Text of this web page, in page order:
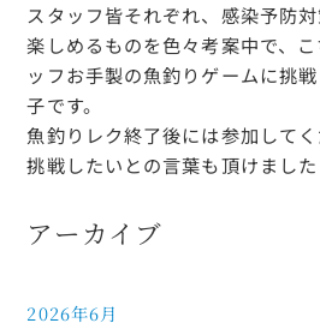
スタッフ皆それぞれ、感染予防
楽しめるものを色々考案中で、
ッフお手製の魚釣りゲームに挑
子です。
魚釣りレク終了後には参加して
挑戦したいとの言葉も頂けました
アーカイブ
2026年6月